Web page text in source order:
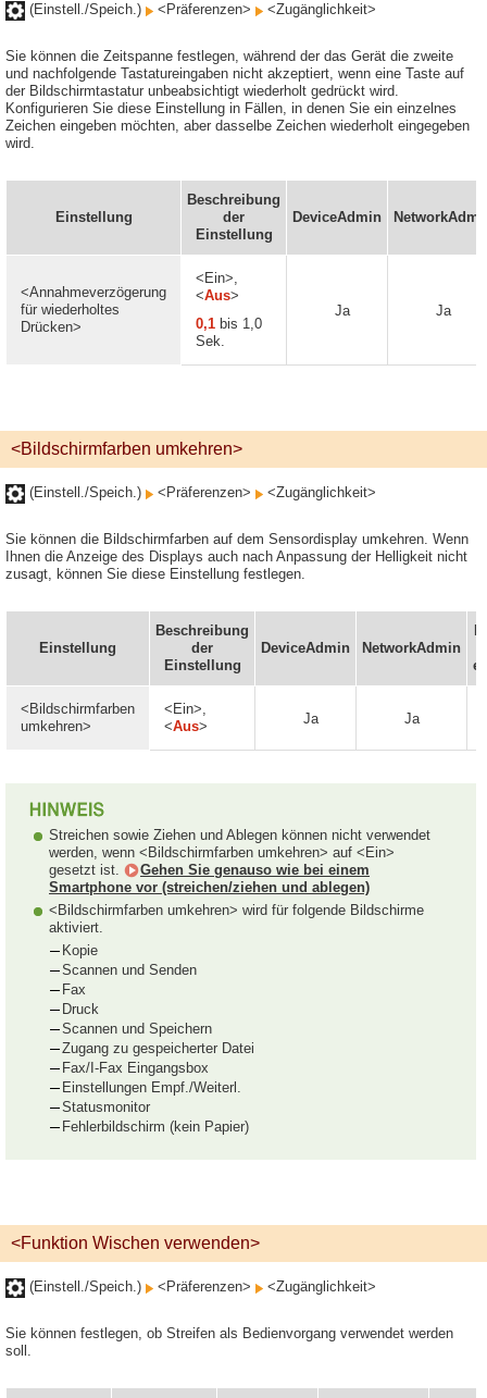
(Einstell./Speich.) <Präferenzen> <Zugänglichkeit>
Sie können die Zeitspanne festlegen, während der das Gerät die zweite
und nachfolgende Tastatureingaben nicht akzeptiert, wenn eine Taste auf
der Bildschirmtastatur unbeabsichtigt wiederholt gedrückt wird.
Konfigurieren Sie diese Einstellung in Fällen, in denen Sie ein einzelnes
Zeichen eingeben möchten, aber dasselbe Zeichen wiederholt eingegeben
wird.
Einstellung
Beschreibung
der
Einstellung
DeviceAdmin
<Annahmeverzögerung
für wiederholtes
Drücken>
<Ein>,
<Aus>
0,1 bis 1,0
Sek.
Ja Ja
<Bildschirmfarben umkehren>
(Einstell./Speich.) <Präferenzen> <Zugänglichkeit>
Sie können die Bildschirmfarben auf dem Sensordisplay umkehren. Wenn
Ihnen die Anzeige des Displays auch nach Anpassung der Helligkeit nicht
zusagt, können Sie diese Einstellung festlegen.
Einstellung
Beschreibung
der
Einstellung
DeviceAdmin NetworkAdmin
<Bildschirmfarben
umkehren>
<Ein>,
<Aus> Ja Ja
Streichen sowie Ziehen und Ablegen können nicht verwendet
werden, wenn <Bildschirmfarben umkehren> auf <Ein>
gesetzt ist.
Gehen Sie genauso wie bei einem
Smartphone vor (streichen/ziehen und ablegen)
<Bildschirmfarben umkehren> wird für folgende Bildschirme
aktiviert.
Kopie
Scannen und Senden
Fax
Druck
Scannen und Speichern
Zugang zu gespeicherter Datei
Fax/I-Fax Eingangsbox
Einstellungen Empf./Weiterl.
Statusmonitor
Fehlerbildschirm (kein Papier)
<Funktion Wischen verwenden>
(Einstell./Speich.) <Präferenzen> <Zugänglichkeit>
Sie können festlegen, ob Streifen als Bedienvorgang verwendet werden
soll.